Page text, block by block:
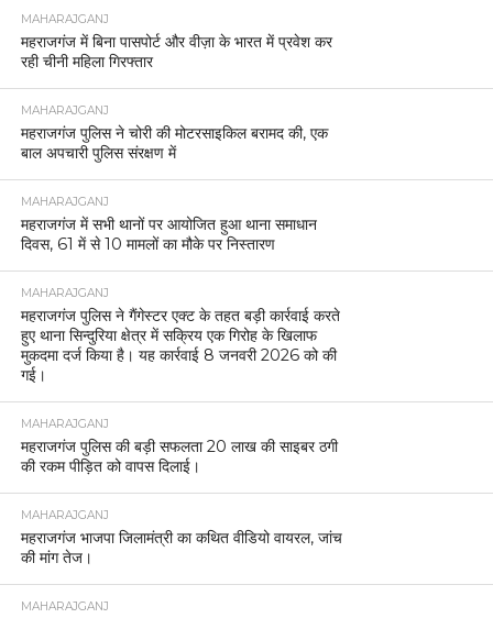
MAHARAJGANJ
महराजगंज में बिना पासपोर्ट और वीज़ा के भारत में प्रवेश कर
रही चीनी महिला गिरफ्तार
MAHARAJGANJ
महराजगंज पुलिस ने चोरी की मोटरसाइकिल बरामद की, एक
बाल अपचारी पुलिस संरक्षण में
MAHARAJGANJ
महराजगंज में सभी थानों पर आयोजित हुआ थाना समाधान
दिवस, 61 में से 10 मामलों का मौके पर निस्तारण
MAHARAJGANJ
महराजगंज पुलिस ने गैंगेस्टर एक्ट के तहत बड़ी कार्रवाई करते
हुए थाना सिन्दुरिया क्षेत्र में सक्रिय एक गिरोह के खिलाफ
मुकदमा दर्ज किया है। यह कार्रवाई 8 जनवरी 2026 को की
गई।
MAHARAJGANJ
महराजगंज पुलिस की बड़ी सफलता 20 लाख की साइबर ठगी
की रकम पीड़ित को वापस दिलाई।
MAHARAJGANJ
महराजगंज भाजपा जिलामंत्री का कथित वीडियो वायरल, जांच
की मांग तेज।
MAHARAJGANJ